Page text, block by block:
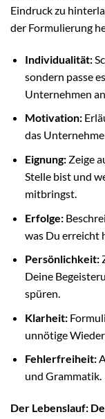
Eindruck zu
der Formulierung
Individualität:
sondern passe
Unternehmen an.
Motivation:
das
Eignung:Zeige
Stelle bist und
mitbringst.
Erfolge:
was Du erreicht
Persönlichkeit:
Deine
spüren.
Klarheit:
unnötige
Fehlerfreiheit:
und Grammatik.
Der Lebenslauf: